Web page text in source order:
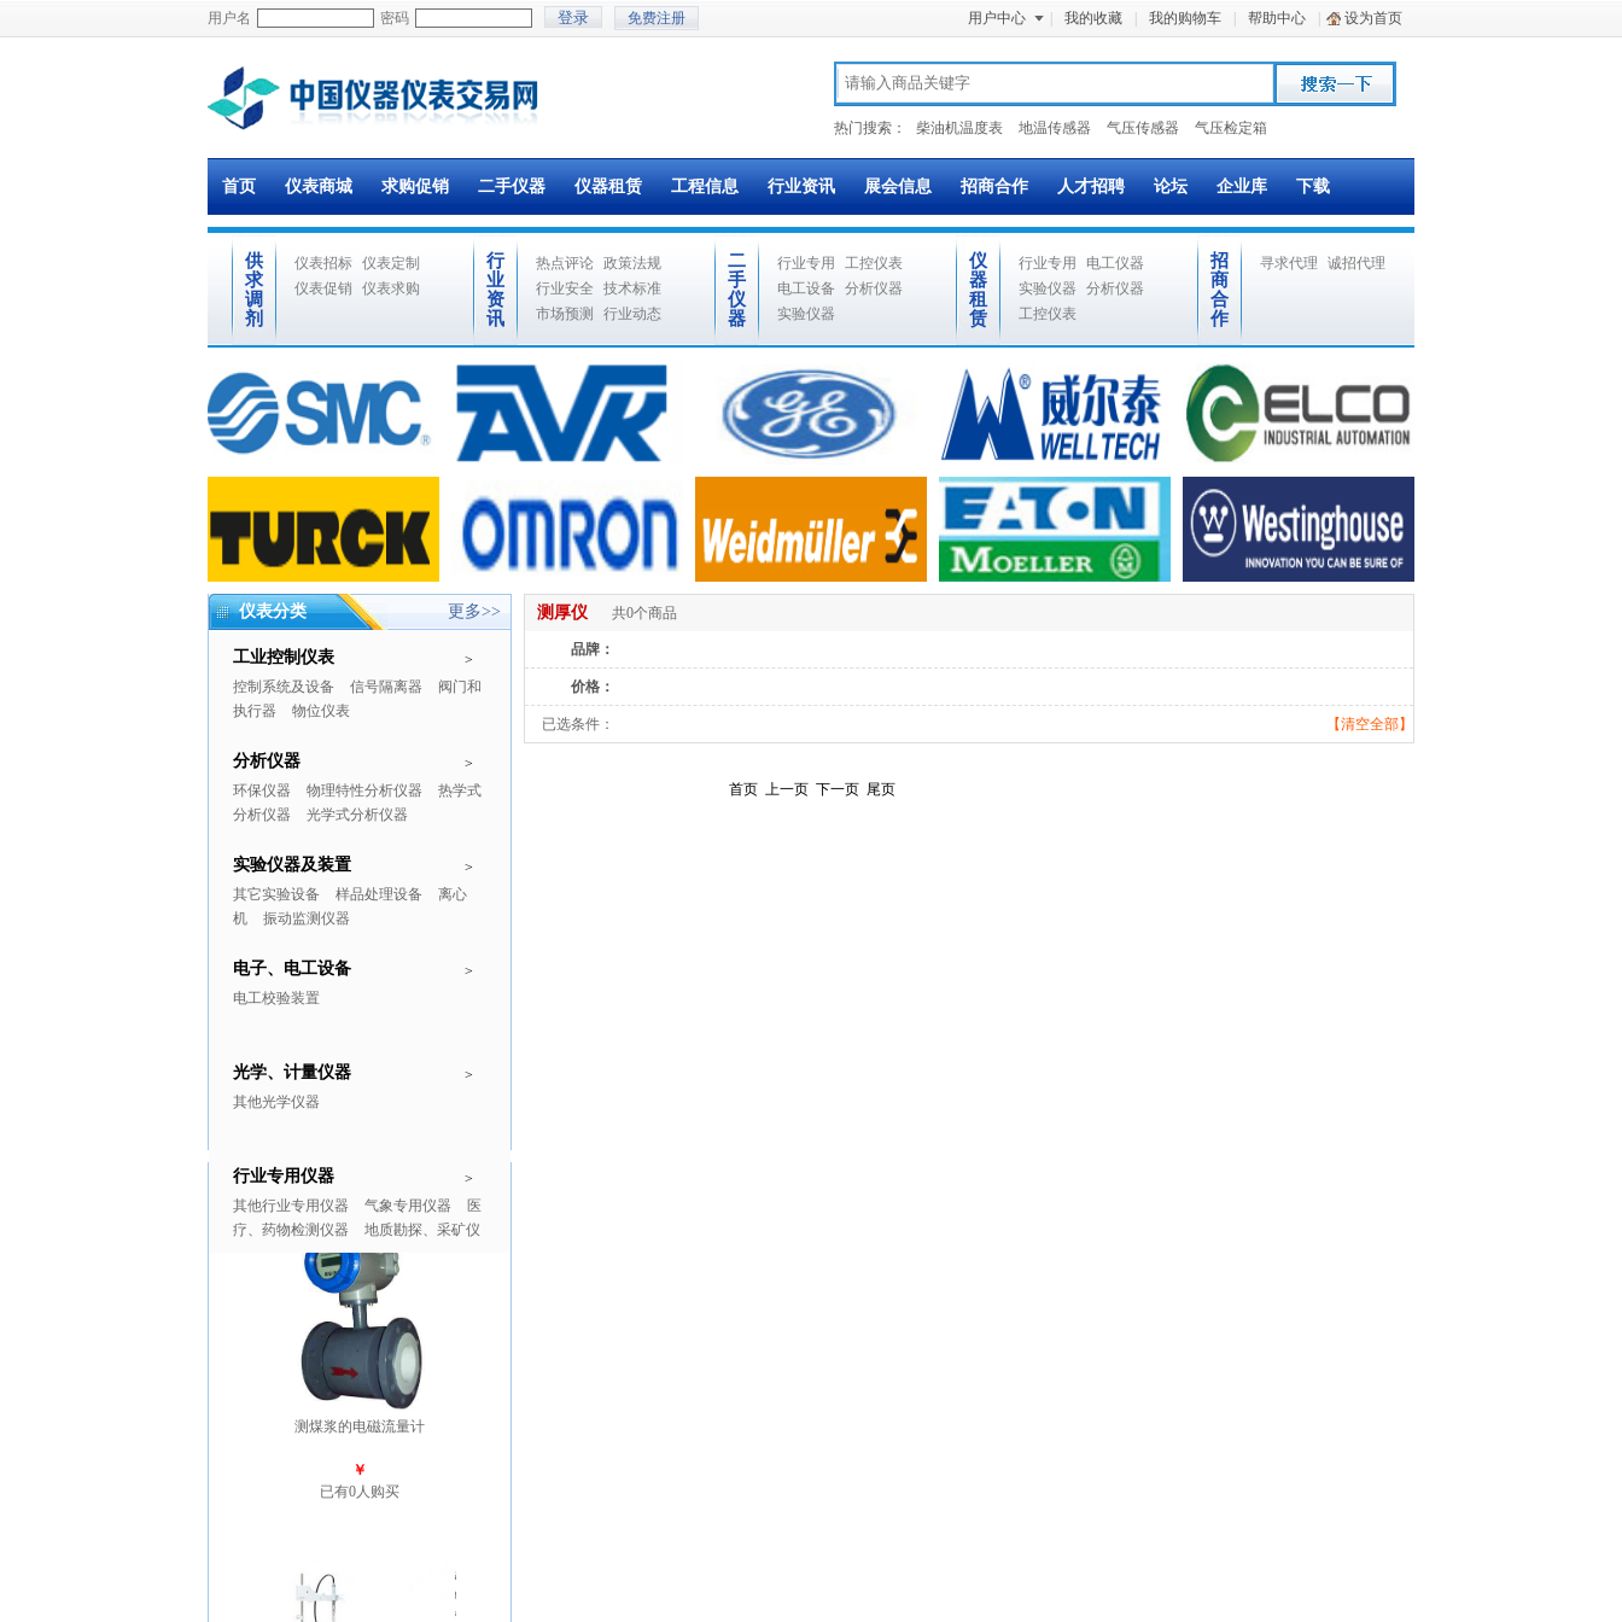
用户名 密码 免费注册 用户中心 我的收藏 我的购物车 帮助中心 设为首页
热门搜索： 柴油机温度表 地温传感器 气压传感器 气压检定箱
首页 仪表商城 求购促销 二手仪器 仪器租赁 工程信息 行业资讯 展会信息 招商合作 人才招聘 论坛 企业库 下载
供
求
调
剂
仪表招标 仪表定制
仪表促销
仪表求购
行
业
资
讯
热点评论 政策法规
行业安全
技术标准
市场预测
行业动态
二
手
仪
器
行业专用
工控仪表
电工设备
分析仪器
实验仪器
仪
器
租
赁
行业专用
电工仪器
实验仪器
分析仪器
工控仪表
招
商
合
作
寻求代理 诚招代理
仪表分类 更多>>
>
工业控制仪表
控制系统及设备 信号隔离器
阀门和
执行器
物位仪表
>
分析仪器
环保仪器 物理特性分析仪器
热学式
分析仪器
光学式分析仪器
>
实验仪器及装置
其它实验设备 样品处理设备
离心
机
振动监测仪器
>
电子、电工设备
电工校验装置
>
光学、计量仪器
其他光学仪器
>
行业专用仪器
其他行业专用仪器 气象专用仪器
医
疗、药物检测仪器
地质勘探、采矿仪
推广商品 更多>>
测煤浆的电磁流量计
￥
已有0人购买
测厚仪 共0个商品
品牌：
价格：
【清空全部】
已选条件：
首页 上一页 下一页 尾页